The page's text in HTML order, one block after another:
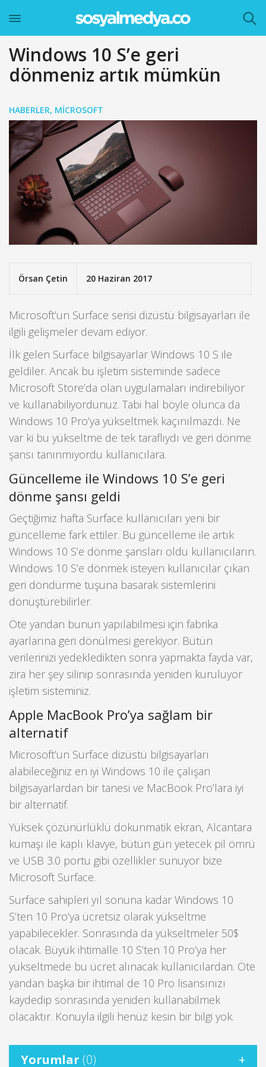
Windows 10 S’e geri
dönmeniz artık mümkün
HABERLER, MICROSOFT
Örsan Çetin 20 Haziran 2017
Microsoft’un Surface serisi dizüstü bilgisayarları ile
ilgili gelişmeler devam ediyor.
İlk gelen Surface bilgisayarlar Windows 10 S ile
geldiler. Ancak bu işletim sisteminde sadece
Microsoft Store’da olan uygulamaları indirebiliyor
ve kullanabiliyordunuz. Tabi hal böyle olunca da
Windows 10 Pro’ya yükseltmek kaçınılmazdı. Ne
var ki bu yükseltme de tek taraflıydı ve geri dönme
şansı tanınmıyordu kullanıcılara.
Güncelleme ile Windows 10 S’e geri
dönme şansı geldi
Geçtiğimiz hafta Surface kullanıcıları yeni bir
güncelleme fark ettiler. Bu güncelleme ile artık
Windows 10 S’e dönme şansları oldu kullanıcıların.
Windows 10 S’e dönmek isteyen kullanıcılar çıkan
geri döndürme tuşuna basarak sistemlerini
dönüştürebilirler.
Öte yandan bunun yapılabilmesi için fabrika
ayarlarına geri dönülmesi gerekiyor. Bütün
verilerinizi yedekledikten sonra yapmakta fayda var,
zira her şey silinip sonrasında yeniden kuruluyor
işletim sisteminiz.
Apple MacBook Pro’ya sağlam bir
alternatif
Microsoft’un Surface dizüstü bilgisayarları
alabileceğiniz en iyi Windows 10 ile çalışan
bilgisayarlardan bir tanesi ve MacBook Pro’lara iyi
bir alternatif.
Yüksek çözünürlüklü dokunmatik ekran, Alcantara
kumaşı ile kaplı klavye, bütün gün yetecek pil ömrü
ve USB 3.0 portu gibi özellikler sunuyor bize
Microsoft Surface.
Surface sahipleri yıl sonuna kadar Windows 10
S’ten 10 Pro’ya ücretsiz olarak yükseltme
yapabilecekler. Sonrasında da yükseltmeler 50$
olacak. Büyük ihtimalle 10 S’ten 10 Pro’ya her
yükseltmede bu ücret alınacak kullanıcılardan. Öte
yandan başka bir ihtimal de 10 Pro lisansınızı
kaydedip sonrasında yeniden kullanabilmek
olacaktır. Konuyla ilgili henüz kesin bir bilgi yok.
Yorumlar (0)